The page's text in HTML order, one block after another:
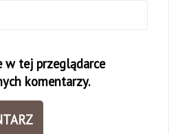
w tej przeglądarce
komentarzy.